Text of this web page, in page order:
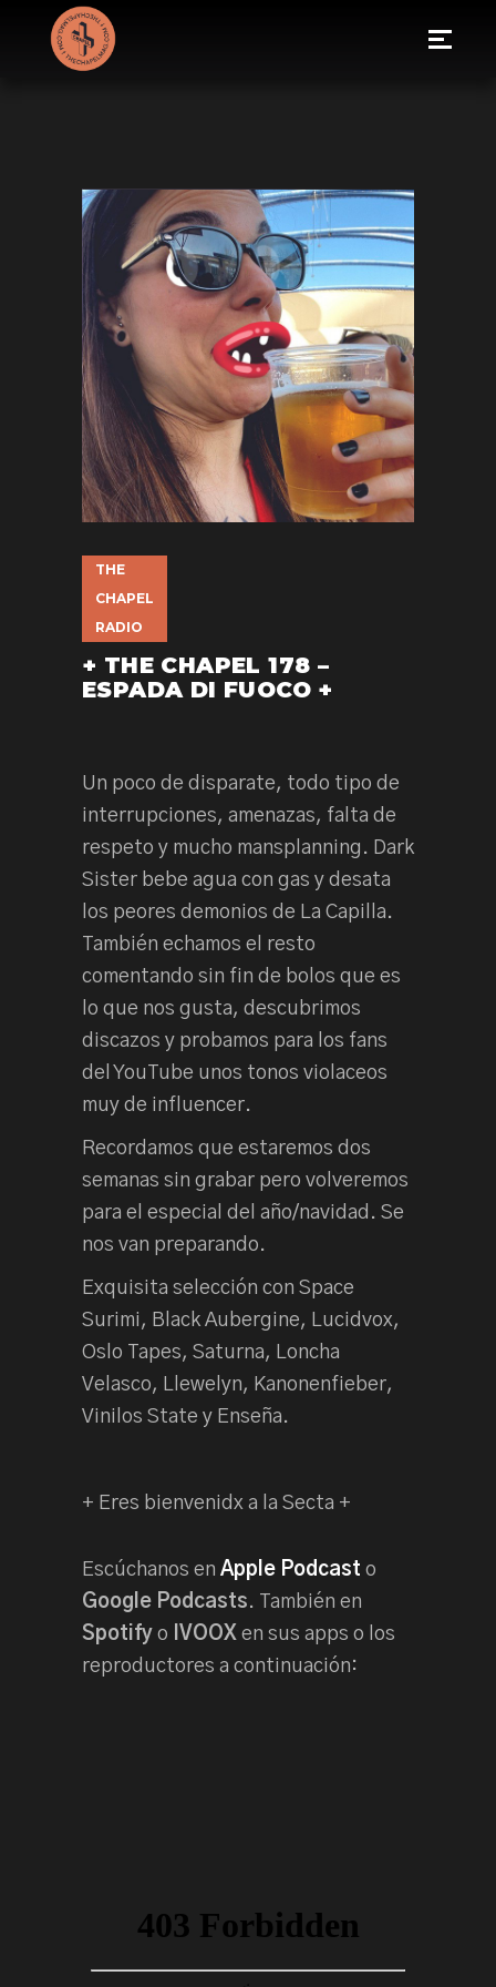
THE
CHAPEL
RADIO
+ THE CHAPEL 178 –
ESPADA DI FUOCO +
Un poco de disparate, todo tipo de
interrupciones, amenazas, falta de
respeto y mucho mansplanning. Dark
Sister bebe agua con gas y desata
los peores demonios de La Capilla.
También echamos el resto
comentando sin fin de bolos que es
lo que nos gusta, descubrimos
discazos y probamos para los fans
del YouTube unos tonos violaceos
muy de influencer.
Recordamos que estaremos dos
semanas sin grabar pero volveremos
para el especial del año/navidad. Se
nos van preparando.
Exquisita selección con Space
Surimi, Black Aubergine, Lucidvox,
Oslo Tapes, Saturna, Loncha
Velasco, Llewelyn, Kanonenfieber,
Vinilos State y Enseña.
+ Eres bienvenidx a la Secta +
Escúchanos en Apple Podcast o
Google Podcasts. También en
Spotify o IVOOX en sus apps o los
reproductores a continuación: